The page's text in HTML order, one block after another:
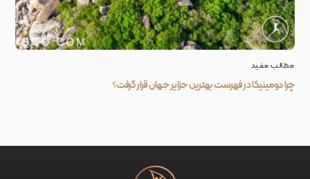
مطالب مفید
چرا دومینیکا در فهرست بهترین جزایر جهان قرار گرفت؟